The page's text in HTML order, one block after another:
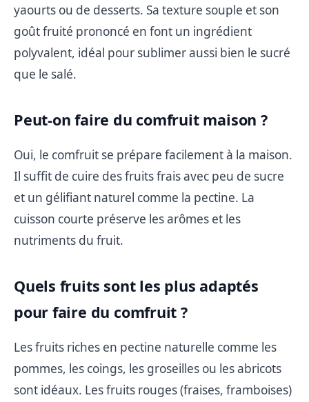
yaourts ou de desserts. Sa texture souple et son
goût fruité prononcé en font un ingrédient
polyvalent, idéal pour sublimer aussi bien le sucré
que le salé.
Peut-on faire du comfruit maison ?
Oui, le comfruit se prépare facilement à la maison.
Il suffit de cuire des fruits frais avec peu de sucre
et un gélifiant naturel comme la pectine. La
cuisson courte préserve les arômes et les
nutriments du fruit.
Quels fruits sont les plus adaptés
pour faire du comfruit ?
Les fruits riches en pectine naturelle comme les
pommes, les coings, les groseilles ou les abricots
sont idéaux. Les fruits rouges (fraises, framboises)